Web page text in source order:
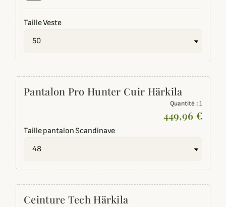
Taille Veste
Pantalon Pro Hunter Cuir Härkila
Quantité :1
449,96 €
Taille pantalon Scandinave
Ceinture Tech Härkila